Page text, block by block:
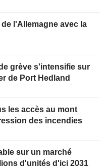
l'Allemagne avec la
grève s'intensifie sur
de Port Hedland
les accès au mont
des incendies
sur un marché
d'unités d'ici 2031